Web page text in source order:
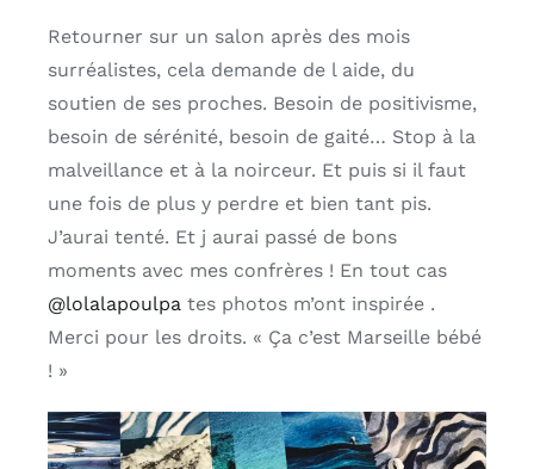
Retourner sur un salon après des mois
surréalistes, cela demande de l aide, du
soutien de ses proches. Besoin de positivisme,
besoin de sérénité, besoin de gaité… Stop à la
malveillance et à la noirceur. Et puis si il faut
une fois de plus y perdre et bien tant pis.
J’aurai tenté. Et j aurai passé de bons
moments avec mes confrères ! En tout cas
@lolalapoulpates photos m’ont inspirée .
Merci pour les droits. « Ça c’est Marseille bébé
! »